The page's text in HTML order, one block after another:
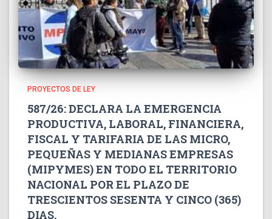
PROYECTOS DE LEY
587/26: DECLARA LA EMERGENCIA
PRODUCTIVA, LABORAL, FINANCIERA,
FISCAL Y TARIFARIA DE LAS MICRO,
PEQUEÑAS Y MEDIANAS EMPRESAS
(MIPYMES) EN TODO EL TERRITORIO
NACIONAL POR EL PLAZO DE
TRESCIENTOS SESENTA Y CINCO (365)
DIAS.